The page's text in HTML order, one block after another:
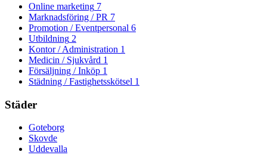
Online marketing 7
Marknadsföring / PR 7
Promotion / Eventpersonal 6
Utbildning 2
Kontor / Administration 1
Medicin / Sjukvård 1
Försäljning / Inköp 1
Städning / Fastighetsskötsel 1
Städer
Goteborg
Skovde
Uddevalla